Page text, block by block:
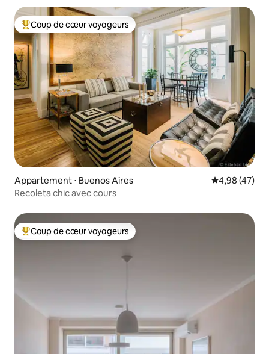
Coups de cœur voyageurs les plus appréciés
Coup de cœur voyageurs
Appartement ⋅ Buenos Aires Évaluation
4,98 (47)
Recoleta chic avec cours
Coups de cœur voyageurs les plus appréciés
Coup de cœur voyageurs